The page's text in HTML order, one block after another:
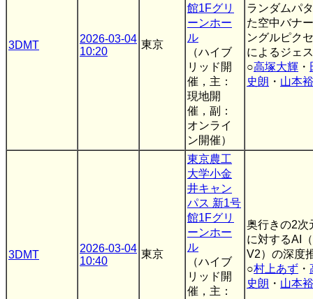
3DMT
2026-03-04
10:20
東京
館1Fグリ
ーンホー
ル
（ハイブ
リッド開
催，主：
現地開
催，副：
オンライ
ン開催）
ランダムパ
た空中バナ
ングルピク
によるジェ
○高塚大輝 ・
史朗 ・ 山本
3DMT
2026-03-04
10:40
東京
東京農工
大学小金
井キャン
パス 新1号
館1Fグリ
ーンホー
ル
（ハイブ
リッド開
催，主：
奥行きの2次
に対するAI
V2）の深度
○村上あず ・
史朗 ・ 山本